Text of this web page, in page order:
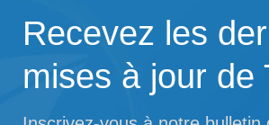
Recevez les
mises à jour de